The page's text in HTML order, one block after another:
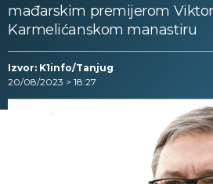
mađarskim premijerom
Karmelićanskom manastiru
Izvor: K1info/Tanjug
20/08/2023 > 18:27